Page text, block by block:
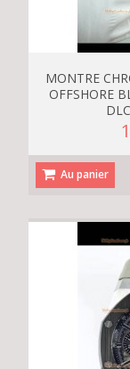
MONTRE
OFFSHORE
Au panier